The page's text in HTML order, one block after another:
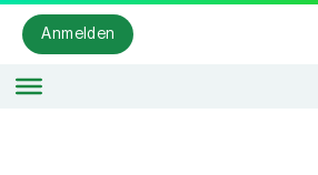
Anmelden